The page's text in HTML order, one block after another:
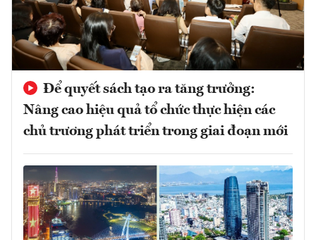
Để quyết sách tạo ra tăng trưởng:
Nâng cao hiệu quả tổ chức thực hiện các
chủ trương phát triển trong giai đoạn mới